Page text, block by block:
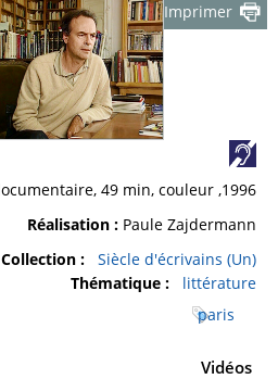
Imprimer
1996, documentaire, 49 min, couleur
Réalisation : Paule Zajdermann
Collection :
Siècle d'écrivains (Un)
Thématique :
littérature
paris
Vidéos